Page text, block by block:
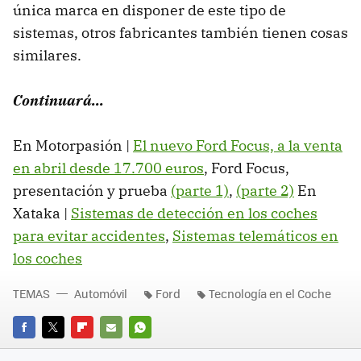
única marca en disponer de este tipo de
sistemas, otros fabricantes también tienen cosas
similares.
Continuará...
En Motorpasión | El nuevo Ford Focus, a la venta
en abril desde 17.700 euros, Ford Focus,
presentación y prueba (parte 1), (parte 2) En
Xataka | Sistemas de detección en los coches
para evitar accidentes, Sistemas telemáticos en
los coches
FACEBOOK
TWITTERFLIPBOARD
E-
WHATSAPP
TEMAS Automóvil Ford Tecnología en el Coche